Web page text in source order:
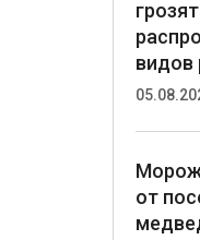
видов
от